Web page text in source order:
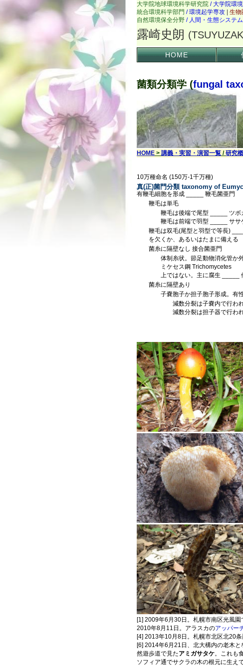
HOME
菌類分類学 (fungal
HOME > 講義・実習・演習一覧 /研究
10万種命名 (150万-1千万種)
真(正)菌門分類 taxonomy of
有鞭毛細胞を形成 _____ 鞭毛菌亜門
鞭毛は単毛
鞭毛は後端で尾型 _____ ツ
鞭毛は前端で羽型 _____ サ
鞭毛は双毛(尾型と羽型で等長)
を欠くか、あるいはたまに備える
菌糸に隔壁なし 接合菌亜門
体制糸状。節足動物消化管か
ミケセス鋼 Trichomycetes
上ではない。主に腐生 _____
菌糸に隔壁あり
子嚢胞子か担子胞子形成。有
減数分裂は子嚢内で行わ
減数分裂は担子器で行わ
[1] 2009年6月30日。札幌市南区光風園
2010年8月11日。アラスカのアッパー
[4] 2013年10月8日。札幌市北区北20
[6] 2014年6月21日、北大構内の老木と
然遊歩道で見たアミガサタケ。これも
ソフィア通でサクラの木の根元に生え